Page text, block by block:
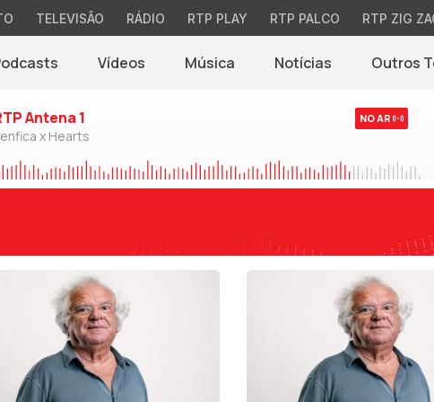
TELEVISÃO RÁDIO RTP PLAY RTP PALCO RTP ZIG
Vídeos Música Notícias(abre em nova
Outros
Antena 1
x Hearts
NO AR